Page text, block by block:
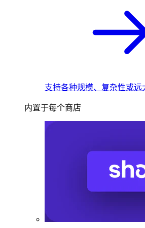
支持各种规模、复杂性或远
内置于每个商店